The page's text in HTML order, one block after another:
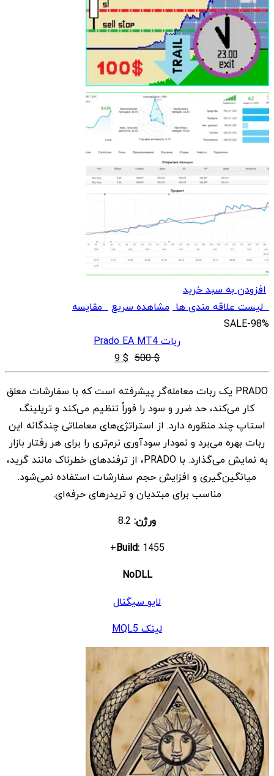
افزودن به سبد خرید
لیست علاقه مندی ها مشاهده سریعمقایسه
SALE-98%
ربات Prado EA MT4
$
500
قیمت
اصلی
$ 500
بود.
$
9 قیمت
فعلی
$ 9
است.
PRADO یک ربات معامله‌گر پیشرفته است که با سفارشات معلق
کار می‌کند، حد ضرر و سود را فوراً تنظیم می‌کند و تریلینگ
استاپ چند منظوره دارد. از استراتژی‌های معاملاتی چندگانه این
ربات بهره می‌برد و نمودار سودآوری نرم‌تری را برای هر رفتار بازار
به نمایش می‌گذارد. با PRADO، از ترفندهای خطرناک مانند گرید،
میانگین‌گیری و افزایش حجم سفارشات استفاده نمی‌شود.
مناسب برای مبتدیان و تریدرهای حرفه‌ای.
ورژن:
Build:1455+
NoDLL
لایو سیگنال
لینک MQL5